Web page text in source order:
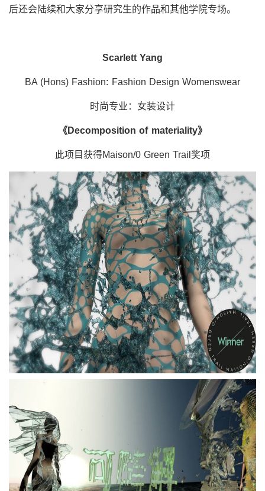
后还会陆续和大家分享研究生的作品和其他学院专场。
Scarlett Yang
BA (Hons) Fashion: Fashion Design Womenswear
时尚专业：女装设计
《Decomposition of materiality》
此项目获得Maison/0 Green Trail 奖项